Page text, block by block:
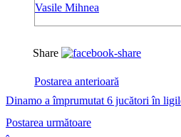
Vasile Mihnea
Share
Postarea anterioară
Dinamo a împrumutat 6 jucători în
Postarea următoare